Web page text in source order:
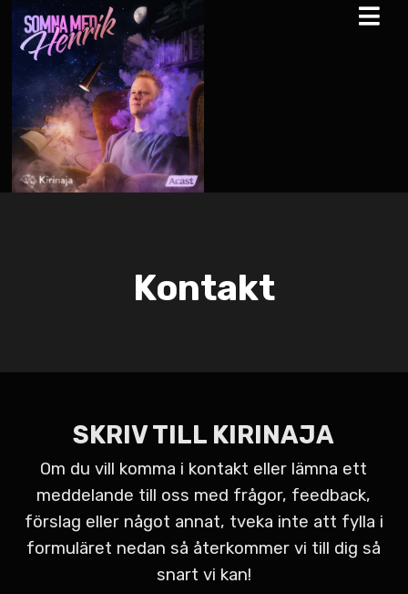
Kontakt
SKRIV TILL KIRINAJA
Om du vill komma i kontakt eller lämna ett
meddelande till oss med frågor, feedback,
förslag eller något annat, tveka inte att fylla i
formuläret nedan så återkommer vi till dig så
snart vi kan!